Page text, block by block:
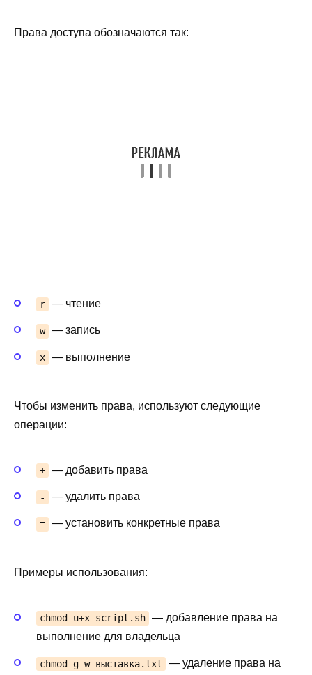
Права доступа обозначаются так:
r — чтение
w — запись
x — выполнение
Чтобы изменить права, используют следующие
операции:
+ — добавить права
- — удалить права
= — установить конкретные права
Примеры использования:
chmod u+x script.sh — добавление права на
выполнение для владельца
chmod g-w выставка.txt
— удаление права на